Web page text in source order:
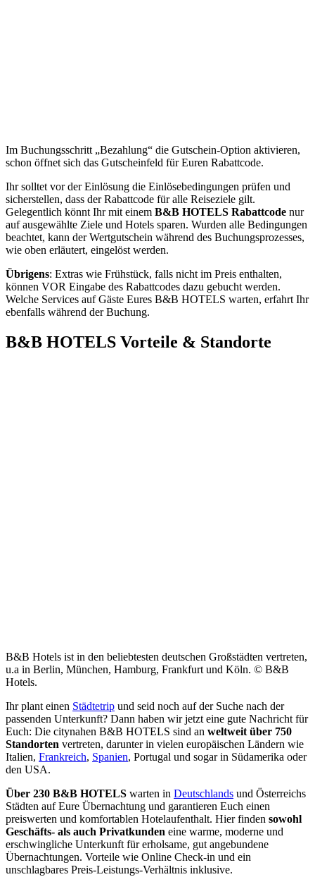
Im Buchungsschritt „Bezahlung“ die Gutschein-Option aktivieren,
schon öffnet sich das Gutscheinfeld für Euren Rabattcode.
Ihr solltet vor der Einlösung die Einlösebedingungen prüfen und
sicherstellen, dass der Rabattcode für alle Reiseziele gilt.
Gelegentlich könnt Ihr mit einem B&B HOTELS Rabattcode nur
auf ausgewählte Ziele und Hotels sparen. Wurden alle Bedingungen
beachtet, kann der Wertgutschein während des Buchungsprozesses,
wie oben erläutert, eingelöst werden.
Übrigens: Extras wie Frühstück, falls nicht im Preis enthalten,
können VOR Eingabe des Rabattcodes dazu gebucht werden.
Welche Services auf Gäste Eures B&B HOTELS warten, erfahrt Ihr
ebenfalls während der Buchung.
B&B HOTELS Vorteile & Standorte
B&B Hotels ist in den beliebtesten deutschen Großstädten vertreten,
u.a in Berlin, München, Hamburg, Frankfurt und Köln. © B&B
Hotels.
Ihr plant einen Städtetrip und seid noch auf der Suche nach der
passenden Unterkunft? Dann haben wir jetzt eine gute Nachricht für
Euch: Die citynahen B&B HOTELS sind an weltweit über 750
Standorten vertreten, darunter in vielen europäischen Ländern wie
Italien, Frankreich, Spanien, Portugal und sogar in Südamerika oder
den USA.
Über 230 B&B HOTELS warten in Deutschlands und Österreichs
Städten auf Eure Übernachtung und garantieren Euch einen
preiswerten und komfortablen Hotelaufenthalt. Hier finden sowohl
Geschäfts- als auch Privatkunden eine warme, moderne und
erschwingliche Unterkunft für erholsame, gut angebundene
Übernachtungen. Vorteile wie Online Check-in und ein
unschlagbares Preis-Leistungs-Verhältnis inklusive.